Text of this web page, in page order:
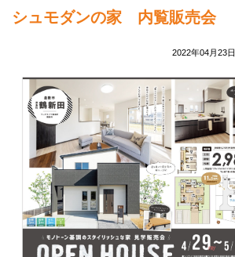
シュモダンの家 内覧販売会
2022年04月23日